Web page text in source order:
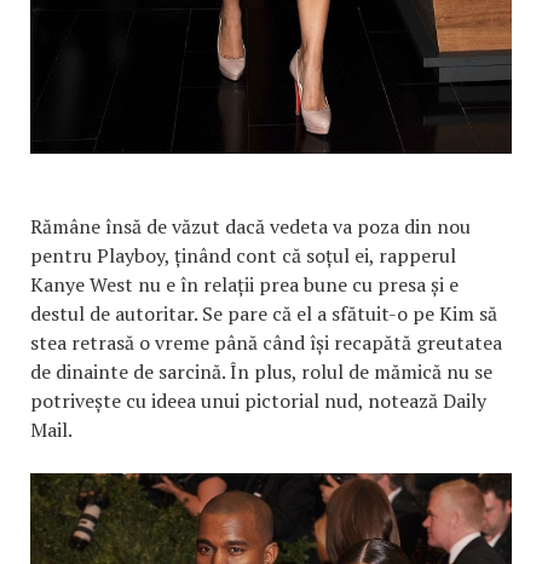
Rămâne însă de văzut dacă vedeta va poza din nou
pentru Playboy, ținând cont că soțul ei, rapperul
Kanye West nu e în relații prea bune cu presa și e
destul de autoritar. Se pare că el a sfătuit-o pe Kim să
stea retrasă o vreme până când își recapătă greutatea
de dinainte de sarcină. În plus, rolul de mămică nu se
potrivește cu ideea unui pictorial nud, notează Daily
Mail.